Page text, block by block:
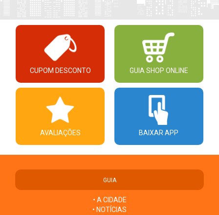
CUPOM DESCONTO GUIA SHOP ONLINE
AVALIAÇÕES BAIXAR APP
GUIA
• A CIDADE
• NOTÍCIAS